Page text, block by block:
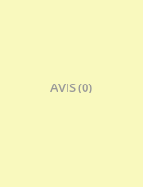
AVIS (0)